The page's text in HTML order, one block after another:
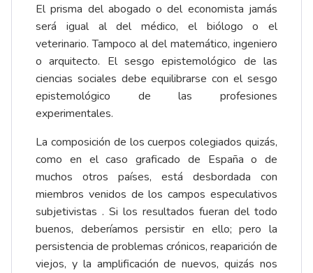
El prisma del abogado o del economista jamás
será igual al del médico, el biólogo o el
veterinario. Tampoco al del matemático, ingeniero
o arquitecto. El sesgo epistemológico de las
ciencias sociales debe equilibrarse con el sesgo
epistemológico de las profesiones
experimentales.
La composición de los cuerpos colegiados quizás,
como en el caso graficado de España o de
muchos otros países, está desbordada con
miembros venidos de los campos especulativos
subjetivistas . Si los resultados fueran del todo
buenos, deberíamos persistir en ello; pero la
persistencia de problemas crónicos, reaparición de
viejos, y la amplificación de nuevos, quizás nos